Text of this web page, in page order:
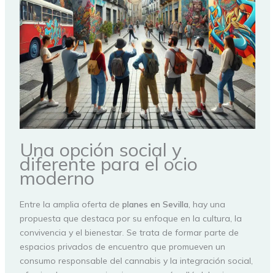
Una opción social y
diferente para el ocio
moderno
Entre la amplia oferta de planes en Sevilla, hay una
propuesta que destaca por su enfoque en la cultura, la
convivencia y el bienestar. Se trata de formar parte de
espacios privados de encuentro que promueven un
consumo responsable del cannabis y la integración social,